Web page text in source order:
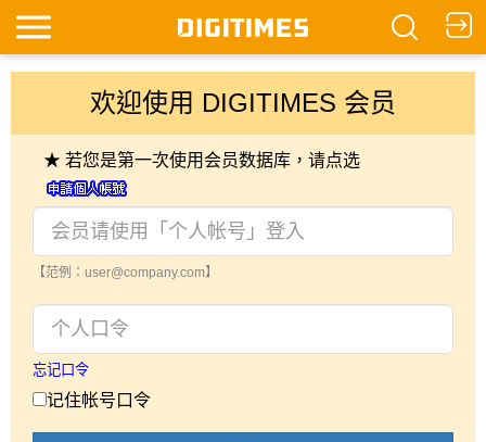
欢迎使用 DIGITIMES 会员
★ 若您是第一次使用会员数据库，请点选
【范例：user@company.com】
忘记口令
记住帐号口令